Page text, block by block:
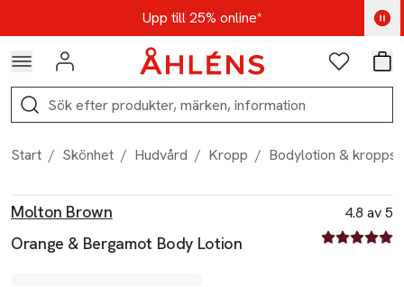
Hoppa till navigationsmenynUpp till 25% online*
Kod: AUG25 - Shoppa nu
Logga in Favoriter
Sök
Start / Skönhet / Hudvård / Kropp / Bodylotion &
Molton Brown
Orange & Bergamot Body Lotion
4.8 av 5
4.8 av fem